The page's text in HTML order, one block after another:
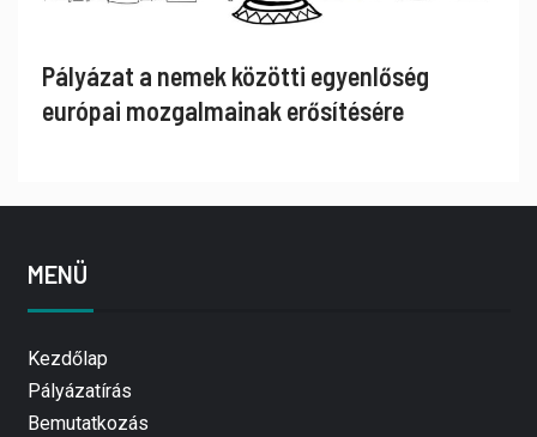
Pályázat a nemek közötti egyenlőség
európai mozgalmainak erősítésére
MENÜ
Kezdőlap
Pályázatírás
Bemutatkozás